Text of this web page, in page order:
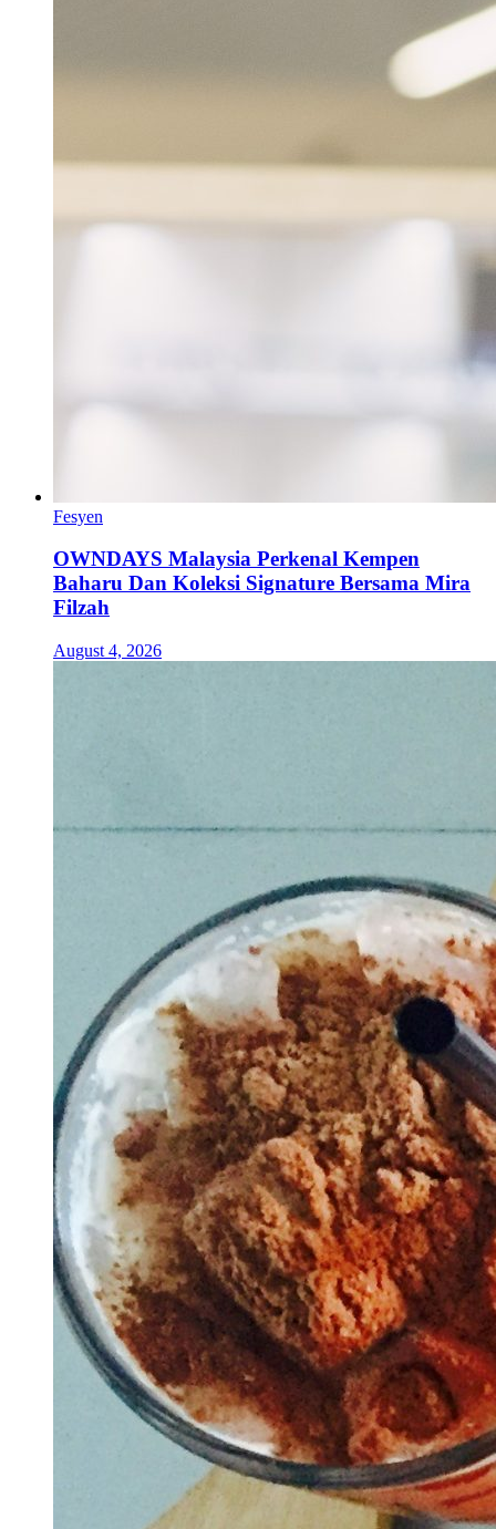
Fesyen
OWNDAYS Malaysia Perkenal Kempen
Baharu Dan Koleksi Signature Bersama Mira
Filzah
August 4, 2026